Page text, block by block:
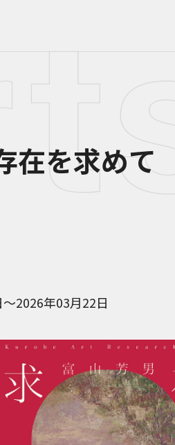
在を求めて
2026年03月22日